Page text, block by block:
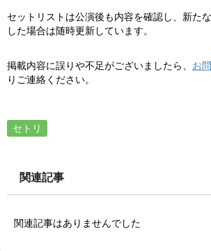
セットリストは公演後も内容を確認し、新た
した場合は随時更新しています。
掲載内容に誤りや不足がございましたら、 お
りご連絡ください。
セトリ
関連記事
関連記事はありませんでした